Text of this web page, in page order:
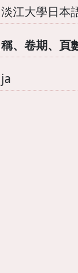
淡江大學日本
、卷期、頁
ja